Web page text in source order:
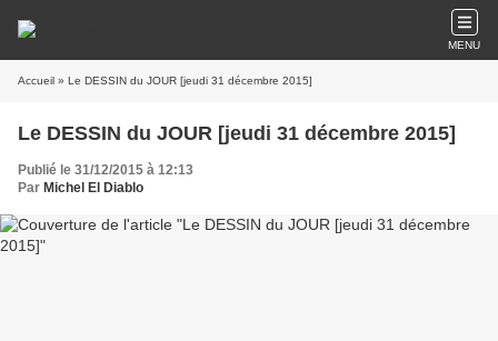
MENU
Accueil » Le DESSIN du JOUR [jeudi 31 décembre 2015]
Le DESSIN du JOUR [jeudi 31 décembre 2015]
Publié le 31/12/2015 à 12:13
Par Michel El Diablo